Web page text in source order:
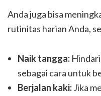
Anda juga bisa
rutinitas harian Anda,
Naik tangga:
sebagai cara untuk
Berjalan kaki:Jika